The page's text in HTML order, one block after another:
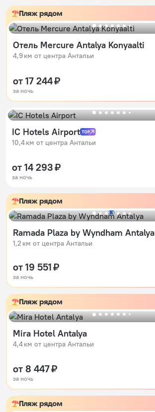
Пляж рядом
Отель Mercure Antalya Konyaalti
4,9 км от центра Антальи
от 17 244 ₽
за ночь
IC Hotels Airport
10,4 км от центра Антальи
от 14 293 ₽
за ночь
Пляж рядом
Ramada Plaza by Wyndham Antalya
1,2 км от центра Антальи
от 19 551 ₽
за ночь
Пляж рядом
Mira Hotel Antalya
4,4 км от центра Антальи
от 8 447 ₽
за ночь
Пляж рядом
2
3
4
5
30